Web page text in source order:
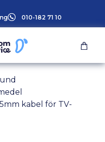
010-182 71 10
kabel för TV-